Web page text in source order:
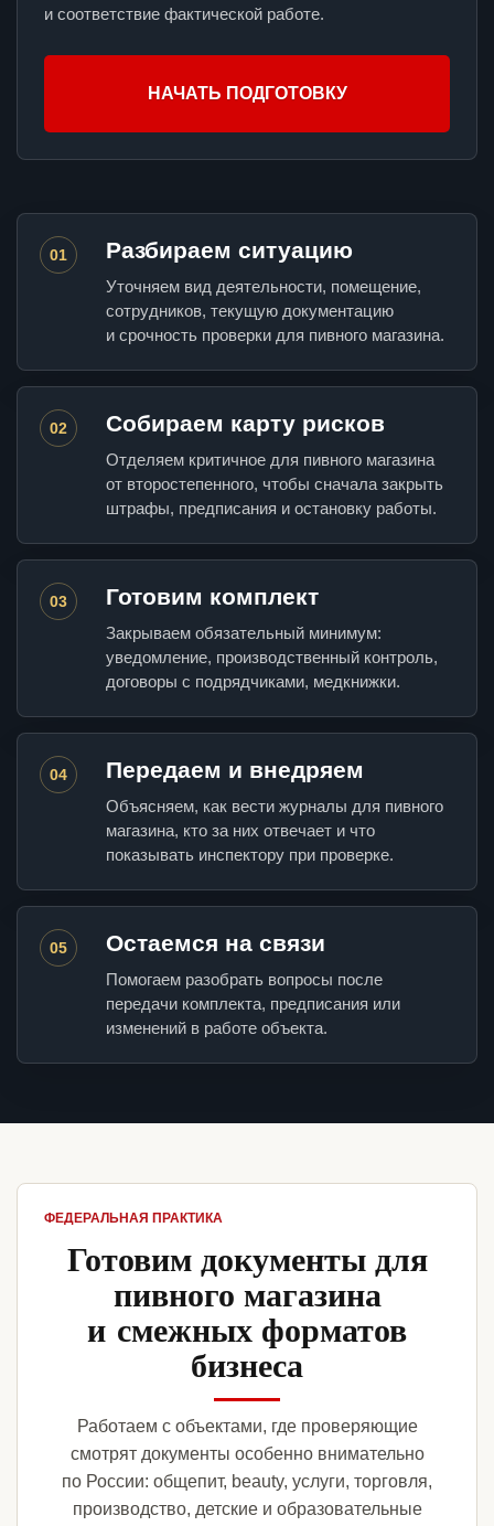
и соответствие фактической работе.
НАЧАТЬ ПОДГОТОВКУ
01 Разбираем ситуацию
Уточняем вид деятельности, помещение,
сотрудников, текущую документацию
и срочность проверки для пивного магазина.
02 Собираем карту рисков
Отделяем критичное для пивного магазина
от второстепенного, чтобы сначала закрыть
штрафы, предписания и остановку работы.
03 Готовим комплект
Закрываем обязательный минимум:
уведомление, производственный контроль,
договоры с подрядчиками, медкнижки.
04 Передаем и внедряем
Объясняем, как вести журналы для пивного
магазина, кто за них отвечает и что
показывать инспектору при проверке.
05 Остаемся на связи
Помогаем разобрать вопросы после
передачи комплекта, предписания или
изменений в работе объекта.
ФЕДЕРАЛЬНАЯ ПРАКТИКА
Готовим документы для
пивного магазина
и смежных форматов
бизнеса
Работаем с объектами, где проверяющие
смотрят документы особенно внимательно
по России: общепит, beauty, услуги, торговля,
производство, детские и образовательные